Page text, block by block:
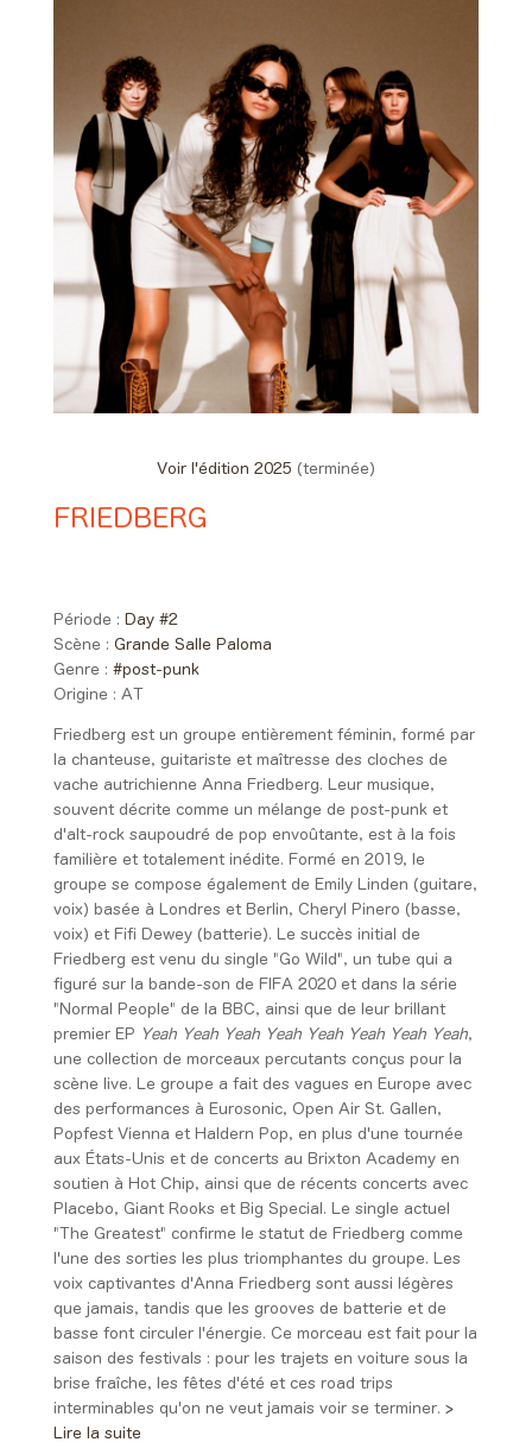
Voir l'édition 2025 (terminée)
FRIEDBERG
Période : Day #2
Scène : Grande Salle Paloma
Genre : #post-punk
Origine : AT
Friedberg est un groupe entièrement féminin, formé par
la chanteuse, guitariste et maîtresse des cloches de
vache autrichienne Anna Friedberg. Leur musique,
souvent décrite comme un mélange de post-punk et
d'alt-rock saupoudré de pop envoûtante, est à la fois
familière et totalement inédite. Formé en 2019, le
groupe se compose également de Emily Linden (guitare,
voix) basée à Londres et Berlin, Cheryl Pinero (basse,
voix) et Fifi Dewey (batterie). Le succès initial de
Friedberg est venu du single "Go Wild", un tube qui a
figuré sur la bande-son de FIFA 2020 et dans la série
"Normal People" de la BBC, ainsi que de leur brillant
premier EP
Yeah Yeah Yeah Yeah Yeah Yeah Yeah Yeah,
une collection de morceaux percutants conçus pour la
scène live. Le groupe a fait des vagues en Europe avec
des performances à Eurosonic, Open Air St. Gallen,
Popfest Vienna et Haldern Pop, en plus d'une tournée
aux États-Unis et de concerts au Brixton Academy en
soutien à Hot Chip, ainsi que de récents concerts avec
Placebo, Giant Rooks et Big Special. Le single actuel
"The Greatest" confirme le statut de Friedberg comme
l'une des sorties les plus triomphantes du groupe. Les
voix captivantes d'Anna Friedberg sont aussi légères
que jamais, tandis que les grooves de batterie et de
basse font circuler l'énergie. Ce morceau est fait pour la
saison des festivals : pour les trajets en voiture sous la
brise fraîche, les fêtes d'été et ces road trips
interminables qu'on ne veut jamais voir se terminer. >
Lire la suite